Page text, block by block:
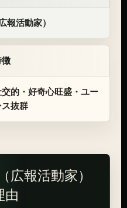
報活動家）
的・好奇心旺盛・ユー
抜群
広報活動家）
由